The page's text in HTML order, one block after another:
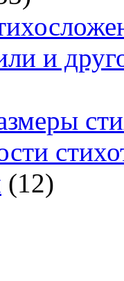
и
(12)